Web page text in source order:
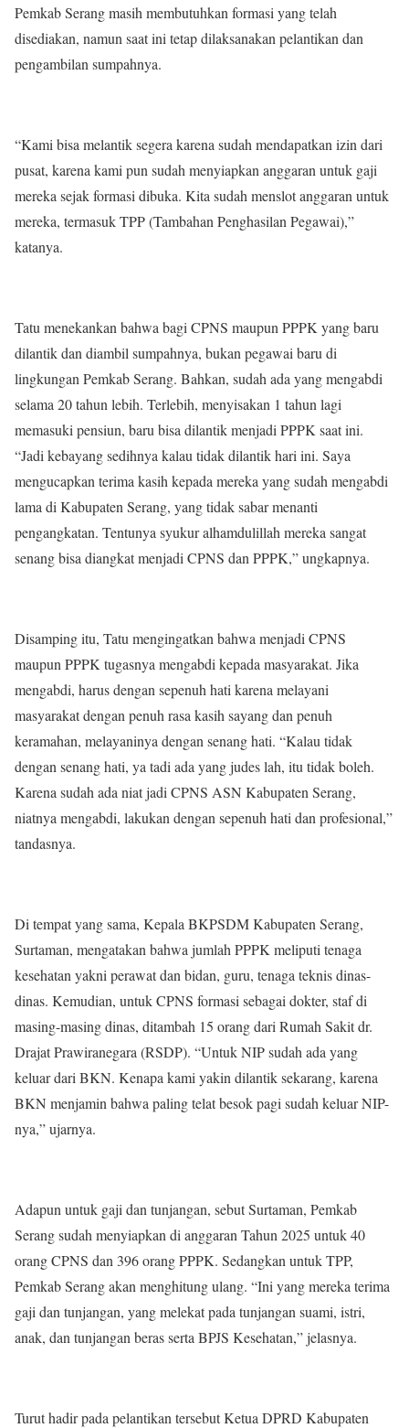
Pemkab Serang masih membutuhkan formasi yang telah
disediakan, namun saat ini tetap dilaksanakan pelantikan dan
pengambilan sumpahnya.
“Kami bisa melantik segera karena sudah mendapatkan izin dari
pusat, karena kami pun sudah menyiapkan anggaran untuk gaji
mereka sejak formasi dibuka. Kita sudah menslot anggaran untuk
mereka, termasuk TPP (Tambahan Penghasilan Pegawai),”
katanya.
Tatu menekankan bahwa bagi CPNS maupun PPPK yang baru
dilantik dan diambil sumpahnya, bukan pegawai baru di
lingkungan Pemkab Serang. Bahkan, sudah ada yang mengabdi
selama 20 tahun lebih. Terlebih, menyisakan 1 tahun lagi
memasuki pensiun, baru bisa dilantik menjadi PPPK saat ini.
“Jadi kebayang sedihnya kalau tidak dilantik hari ini. Saya
mengucapkan terima kasih kepada mereka yang sudah mengabdi
lama di Kabupaten Serang, yang tidak sabar menanti
pengangkatan. Tentunya syukur alhamdulillah mereka sangat
senang bisa diangkat menjadi CPNS dan PPPK,” ungkapnya.
Disamping itu, Tatu mengingatkan bahwa menjadi CPNS
maupun PPPK tugasnya mengabdi kepada masyarakat. Jika
mengabdi, harus dengan sepenuh hati karena melayani
masyarakat dengan penuh rasa kasih sayang dan penuh
keramahan, melayaninya dengan senang hati. “Kalau tidak
dengan senang hati, ya tadi ada yang judes lah, itu tidak boleh.
Karena sudah ada niat jadi CPNS ASN Kabupaten Serang,
niatnya mengabdi, lakukan dengan sepenuh hati dan profesional,”
tandasnya.
Di tempat yang sama, Kepala BKPSDM Kabupaten Serang,
Surtaman, mengatakan bahwa jumlah PPPK meliputi tenaga
kesehatan yakni perawat dan bidan, guru, tenaga teknis dinas-
dinas. Kemudian, untuk CPNS formasi sebagai dokter, staf di
masing-masing dinas, ditambah 15 orang dari Rumah Sakit dr.
Drajat Prawiranegara (RSDP). “Untuk NIP sudah ada yang
keluar dari BKN. Kenapa kami yakin dilantik sekarang, karena
BKN menjamin bahwa paling telat besok pagi sudah keluar NIP-
nya,” ujarnya.
Adapun untuk gaji dan tunjangan, sebut Surtaman, Pemkab
Serang sudah menyiapkan di anggaran Tahun 2025 untuk 40
orang CPNS dan 396 orang PPPK. Sedangkan untuk TPP,
Pemkab Serang akan menghitung ulang. “Ini yang mereka terima
gaji dan tunjangan, yang melekat pada tunjangan suami, istri,
anak, dan tunjangan beras serta BPJS Kesehatan,” jelasnya.
Turut hadir pada pelantikan tersebut Ketua DPRD Kabupaten